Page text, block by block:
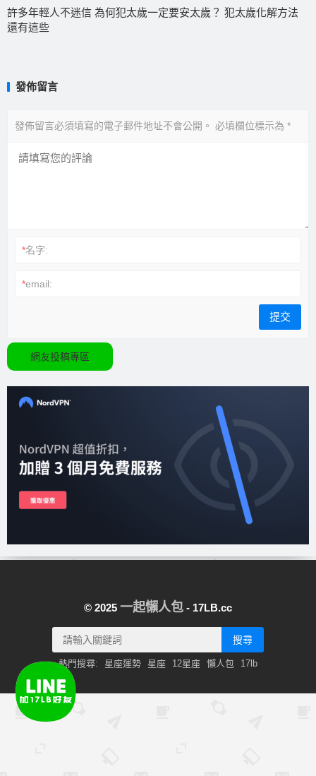
許多年輕人不迷信 為何犯太歲一定要安太歲？ 犯太歲化解方法
還有這些
發佈留言
發佈留言必須填寫的電子郵件地址不會公開。 必填欄位標示為 *
*名字:
*email:
網友投稿專區
© 2025 一起懶人包 - 17LB.cc
搜尋
熱門搜尋: 星座運勢 星座 12星座 懶人包 17lb